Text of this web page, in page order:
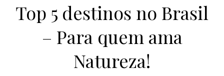
Top 5 destinos no Brasil
– Para quem ama
Natureza!